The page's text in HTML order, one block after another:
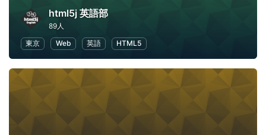
html5j 英語部
89人
東京
Web 英語 HTML5